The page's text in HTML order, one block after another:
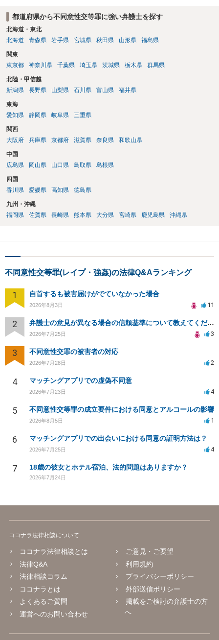
弁護士に断言回答を求める気持ちがあるのは普通なので、その相談者
の気持ちを理解した上で、「逮捕されてもすぐに（自ら）接見して、
身柄解放手続きをします」とまで述べてくれるのであれば、その弁護
都道府県から不同意性交等罪に強い弁護士を探す
北海道・東北
北海道
青森県 岩手県 宮城県 秋田県 山形県 福島県
関東
東京都
神奈川県 千葉県 埼玉県 茨城県 栃木県 群馬県
北陸・甲信越
新潟県
長野県 山梨県 石川県 富山県 福井県
東海
愛知県
静岡県 岐阜県 三重県
関西
大阪府
兵庫県 京都府 滋賀県 奈良県 和歌山県
中国
広島県
岡山県 山口県 鳥取県 島根県
四国
香川県
愛媛県 高知県 徳島県
九州・沖縄
福岡県
佐賀県 長崎県 熊本県 大分県 宮崎県 鹿児島県 沖縄県
不同意性交等罪(レイプ・強姦)の法律Q&Aランキング
1 自首するも被害届けがでていなかった場合
2026年8月3日 11
2 弁護士の意見が異なる場合の信頼基準について教えてください
2026年7月25日 3
3 不同意性交罪の被害者の対応
2026年7月28日 2
4 マッチングアプリでの虚偽不同意
2026年7月23日 4
5 不同意性交等罪の成立要件における同意とアルコールの影響
2026年8月5日 1
6 マッチングアプリでの出会いにおける同意の証明方法は？
2026年7月25日 4
7 18歳の彼女とホテル宿泊、法的問題はありますか？
2026年7月24日
ココナラ法律相談について
ココナラ法律相談とは
法律Q&A
法律相談コラム
ココナラとは
よくあるご質問
運営へのお問い合わせ
ご意見・ご要望
利用規約
プライバシーポリシー
外部送信ポリシー
掲載をご検討の弁護士の方
へ